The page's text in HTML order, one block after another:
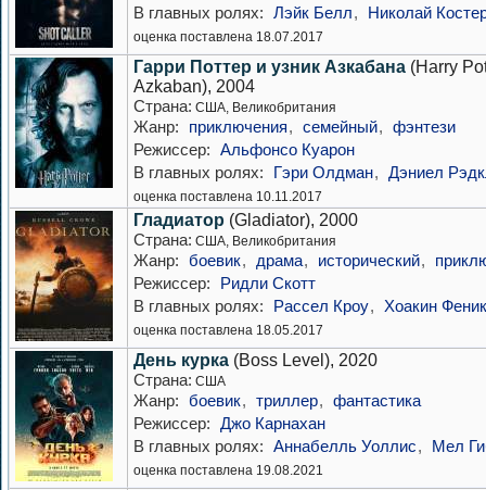
В главных ролях: Лэйк Белл, Николай
оценка поставлена 18.07.2017
Гарри Поттер и узник Азкабана (Harry
Azkaban), 2004
Страна: США, Великобритания
Жанр: приключения, семейный, фэнтези
Режиссер: Альфонсо Куарон
В главных ролях:
Гэри Олдман, Дэниел
оценка поставлена 10.11.2017
Гладиатор (Gladiator), 2000
Страна: США, Великобритания
Жанр: боевик, драма, исторический,
Режиссер:
Ридли Скотт
В главных ролях:
Рассел Кроу, Хоакин
оценка поставлена 18.05.2017
День курка (Boss Level), 2020
Страна: США
Жанр: боевик, триллер, фантастика
Режиссер: Джо Карнахан
В главных ролях: Аннабелль Уоллис, Мел
оценка поставлена 19.08.2021